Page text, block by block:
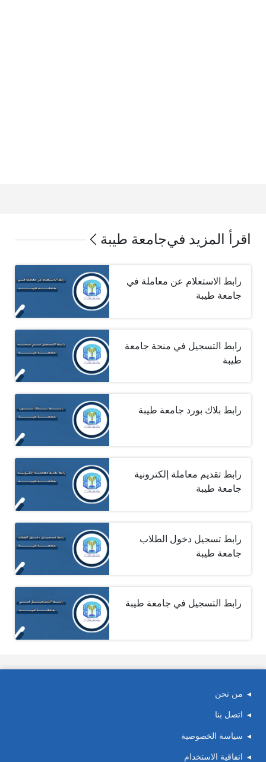
اقرأ المزيد فيجامعة طيبة
رابط الاستعلام عن معاملة في
جامعة طيبة
رابط التسجيل في منحة جامعة
طيبة
رابط بلاك بورد جامعة طيبة
رابط تقديم معاملة إلكترونية
جامعة طيبة
رابط تسجيل دخول الطلاب
جامعة طيبة
رابط التسجيل في جامعة طيبة
من نحن
اتصل بنا
سياسة الخصوصية
اتفاقية الاستخدام